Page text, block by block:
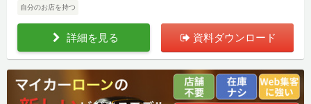
自分のお店を持つ
詳細を見る 資料ダウンロード